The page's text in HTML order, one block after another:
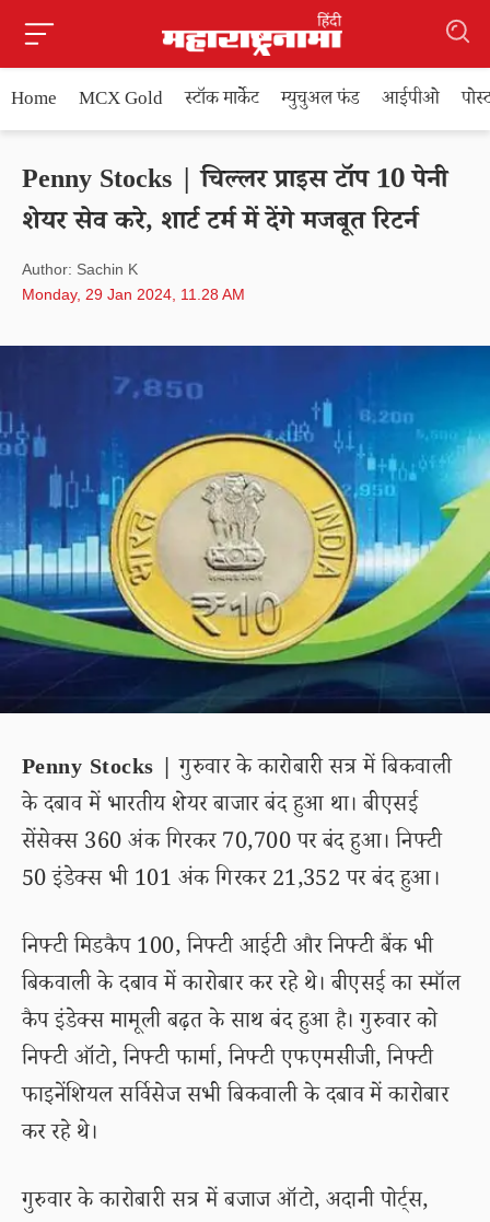
Home MCX Gold स्टॉक मार्केट म्युचुअल फंड आईपीओ
Penny Stocks | चिल्लर प्राइस टॉप 10 पेनी
शेयर सेव करे, शार्ट टर्म में देंगे मजबूत रिटर्न
Author: Sachin K
Monday, 29 Jan 2024, 11.28 AM
Penny Stocks | गुरुवार के कारोबारी सत्र में बिकवाली
के दबाव में भारतीय शेयर बाजार बंद हुआ था। बीएसई
सेंसेक्स 360 अंक गिरकर 70,700 पर बंद हुआ। निफ्टी
50 इंडेक्स भी 101 अंक गिरकर 21,352 पर बंद हुआ।
निफ्टी मिडकैप 100, निफ्टी आईटी और निफ्टी बैंक भी
बिकवाली के दबाव में कारोबार कर रहे थे। बीएसई का स्मॉल
कैप इंडेक्स मामूली बढ़त के साथ बंद हुआ है। गुरुवार को
निफ्टी ऑटो, निफ्टी फार्मा, निफ्टी एफएमसीजी, निफ्टी
फाइनेंशियल सर्विसेज सभी बिकवाली के दबाव में कारोबार
कर रहे थे।
गुरुवार के कारोबारी सत्र में बजाज ऑटो, अदानी पोर्ट्स,